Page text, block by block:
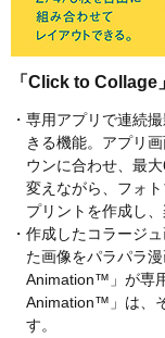
「Click to Collage
・専用アプリで連続
きる機能。アプリ
ウンに合わせ、最
変えながら、フォ
プリントを作成し
・作成したコラージ
た画像をパラパラ
Animation™」が専
Animation™」は、
す。